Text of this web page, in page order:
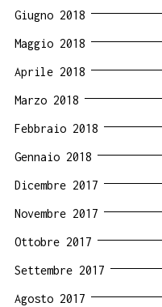
Giugno 2018
Maggio 2018
Aprile 2018
Marzo 2018
Febbraio 2018
Gennaio 2018
Dicembre 2017
Novembre 2017
Ottobre 2017
Settembre 2017
Agosto 2017